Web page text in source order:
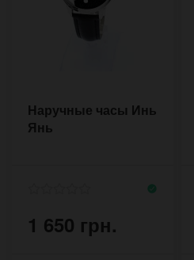
Наручные часы Инь
Янь
1 650 грн.